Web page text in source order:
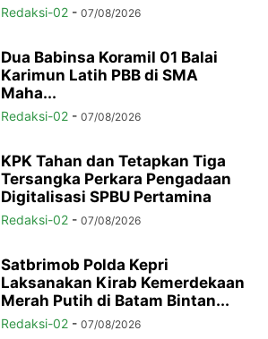
Redaksi-02 - 07/08/2026
Dua Babinsa Koramil 01 Balai
Karimun Latih PBB di SMA
Maha...
Redaksi-02 - 07/08/2026
KPK Tahan dan Tetapkan Tiga
Tersangka Perkara Pengadaan
Digitalisasi SPBU Pertamina
Redaksi-02 - 07/08/2026
Satbrimob Polda Kepri
Laksanakan Kirab Kemerdekaan
Merah Putih di Batam Bintan...
Redaksi-02 - 07/08/2026